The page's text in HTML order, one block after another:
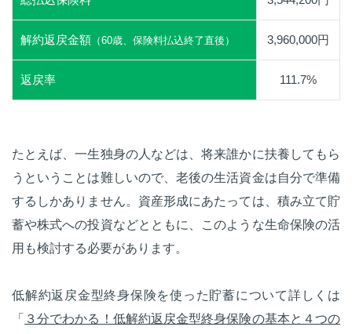
解約返戻金額 （60歳、保険料払込終了直後） 3,960,000円
返戻率 111.7%
たとえば、一生独身の人などは、将来誰かに扶養してもら
うということは難しいので、老後の生活資金は自分で準備
するしかありません。資産形成にあたっては、積み立て貯
蓄や株式への投資などとともに、このような生命保険の活
用も検討する必要があります。
低解約返戻金型終身保険を使った貯蓄について詳しくは
「 ３分でわかる！低解約返戻金型終身保険の基本と４つの